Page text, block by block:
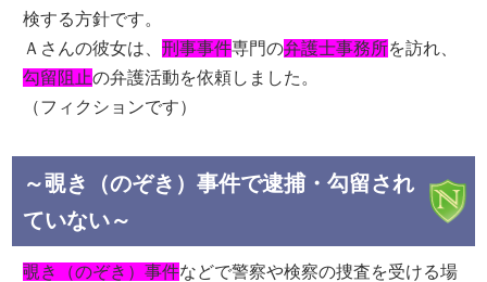
検する方針です。
Ａさんの彼女は、刑事事件専門の弁護士事務所を訪れ、
勾留阻止の弁護活動を依頼しました。
（フィクションです）
～覗き（のぞき）事件で逮捕・勾留され
ていない～
覗き（のぞき）事件などで警察や検察の捜査を受ける場